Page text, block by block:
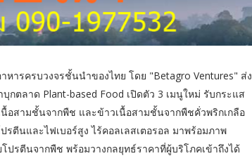
ารครบวงจรชั้นนำของไทย โดย "Betagro Ventures" ส่ง
ตลาด Plant-based Food เปิดตัว 3 เมนูใหม่ รับกระแส
อสามชั้นจากพืช และข้าวเนื้อสามชั้นจากพืชคั่วพริกเกลือ
ตีนและไฟเบอร์สูง ไร้คอลเลสเตอรอล มาพร้อมภาพ
ตีนจากพืช พร้อมวางกลยุทธ์ราคาที่ผู้บริโภคเข้าถึงได้